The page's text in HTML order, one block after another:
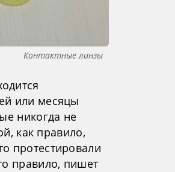
Контактные линзы
или месяцы
никогда не
как правило,
протестировали
правило, пишет